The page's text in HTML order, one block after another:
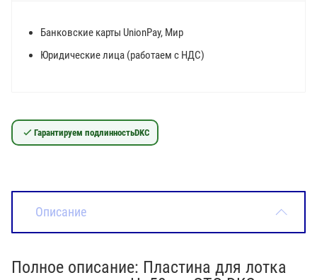
Банковские карты UnionPay, Мир
Юридические лица (работаем с НДС)
Гарантируем подлинностьDKC
Описание
Полное описание: Пластина для лотка